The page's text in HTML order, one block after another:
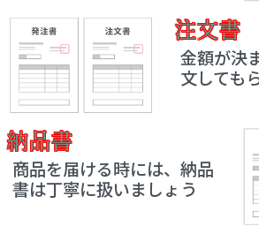
注文書
金額が決
文しても
納品書
商品を届ける時には、納品
書は丁寧に扱いましょう